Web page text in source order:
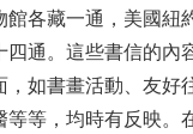
館各藏一通，美國紐
通。這些書信的內
如書畫活動、友好
等等，均時有反映。